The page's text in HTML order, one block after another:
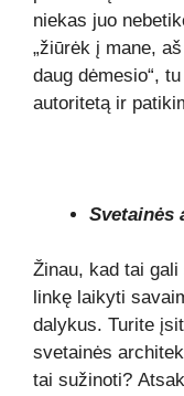
niekas juo
„žiūrėk į mane,
daug dėmesio“,
autoritetą ir
Svetainės
Žinau, kad tai
linkę laikyti
dalykus. Turite
svetainės
tai sužinoti?